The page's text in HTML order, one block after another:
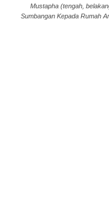
Mustapha (tengah,
Sumbangan Kepada Rumah